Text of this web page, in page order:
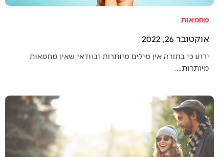
מחמאות
אוקטובר 26, 2022
ידוע כי בתורה אין מילים מיותרות ובוודאי שאין מחמאות
מיותרות.…